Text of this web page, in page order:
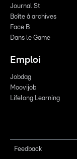
Journal St
Boîte à archives
Face B
Dans le Game
Emploi
Jobdag
Moovijob
Lifelong Learning
Feedback